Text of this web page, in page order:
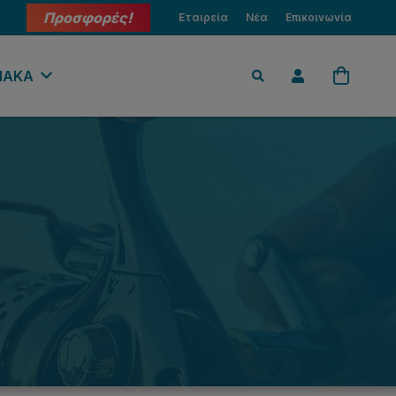
Προσφορές! Εταιρεία Νέα Επικοινωνία